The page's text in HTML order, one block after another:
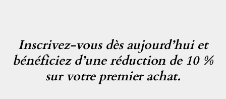
Inscrivez-vous dès aujourd’hui et
bénéficiez d’une réduction de 10 %
sur votre premier achat.